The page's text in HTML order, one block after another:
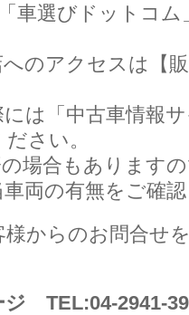
車選びドットコ
のアクセスは【
は「中古車情報
さい。
場合もあります
両の有無をご確
様からのお問合せ
ジ TEL:04-2941-